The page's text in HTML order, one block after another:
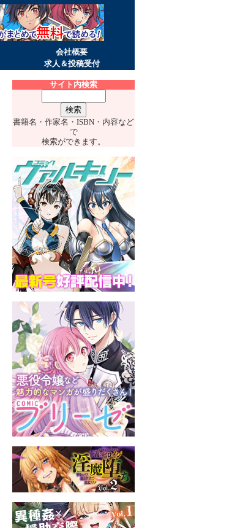
会社概要
求人＆投稿受付
サイト内検索
書籍名・作家名・ISBN・内容など
で
検索ができます。